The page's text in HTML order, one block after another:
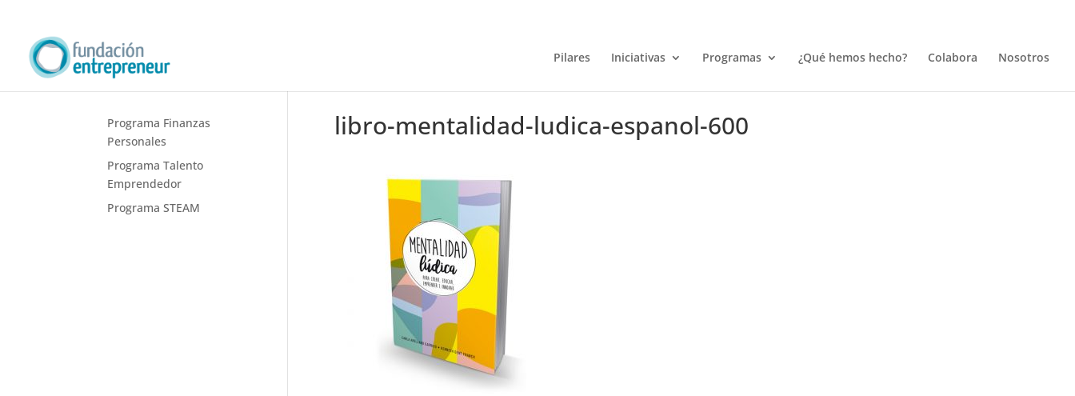
Pilares Iniciativas Programas ¿Qué hemos hecho? Colabora Nosotros
libro-mentalidad-ludica-espanol-600
Programa Finanzas
Personales
Programa Talento
Emprendedor
Programa STEAM